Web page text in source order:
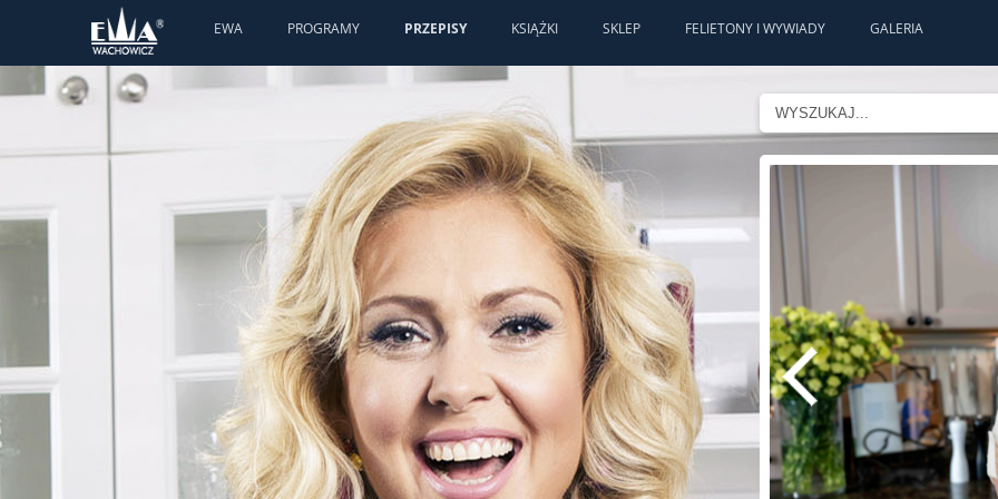
EWA PROGRAMY PRZEPISY KSIĄŻKI SKLEP FELIETONY I WYWIADY GALERIA